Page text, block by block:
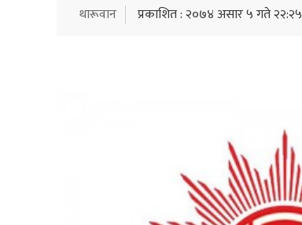
थारूवान प्रकाशित : २०७४ असार ५ गते २२:२५